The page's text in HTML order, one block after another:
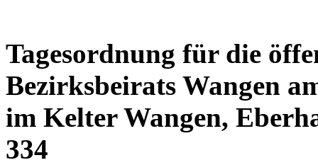
Tagesordnung für die
Bezirksbeirats Wangen
im Kelter Wangen,
334